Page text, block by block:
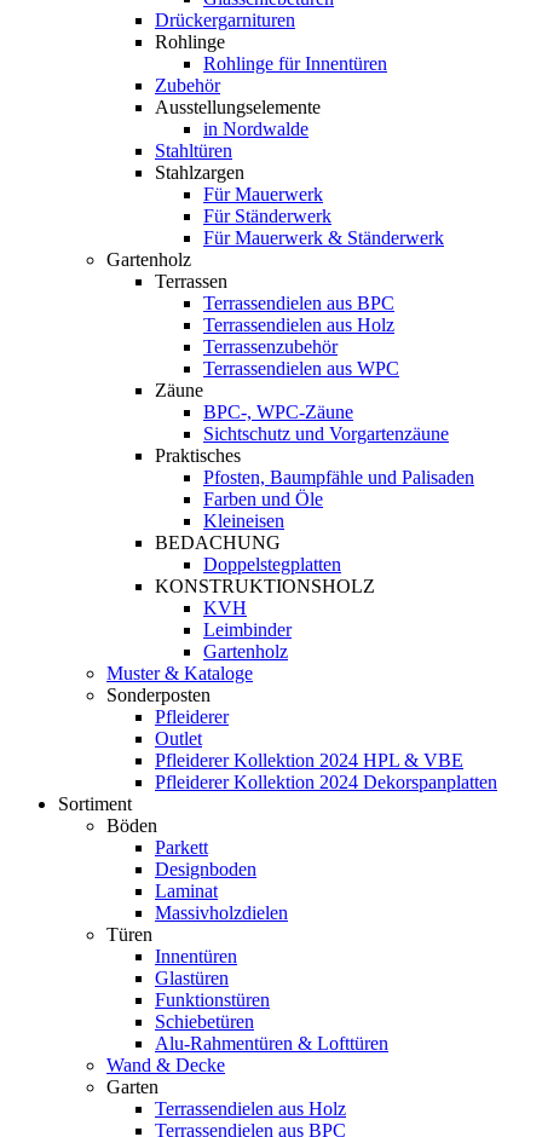
Drückergarnituren
Rohlinge
Rohlinge für Innentüren
Zubehör
Ausstellungselemente
in Nordwalde
Stahltüren
Stahlzargen
Für Mauerwerk
Für Ständerwerk
Für Mauerwerk & Ständerwerk
Gartenholz
Terrassen
Terrassendielen aus BPC
Terrassendielen aus Holz
Terrassenzubehör
Terrassendielen aus WPC
Zäune
BPC-, WPC-Zäune
Sichtschutz und Vorgartenzäune
Praktisches
Pfosten, Baumpfähle und Palisaden
Farben und Öle
Kleineisen
BEDACHUNG
Doppelstegplatten
KONSTRUKTIONSHOLZ
KVH
Leimbinder
Gartenholz
Muster & Kataloge
Sonderposten
Pfleiderer
Outlet
Pfleiderer Kollektion 2024 HPL & VBE
Pfleiderer Kollektion 2024 Dekorspanplatten
Sortiment
Böden
Parkett
Designboden
Laminat
Massivholzdielen
Türen
Innentüren
Glastüren
Funktionstüren
Schiebetüren
Alu-Rahmentüren & Lofttüren
Wand & Decke
Garten
Terrassendielen aus Holz
Terrassendielen aus BPC